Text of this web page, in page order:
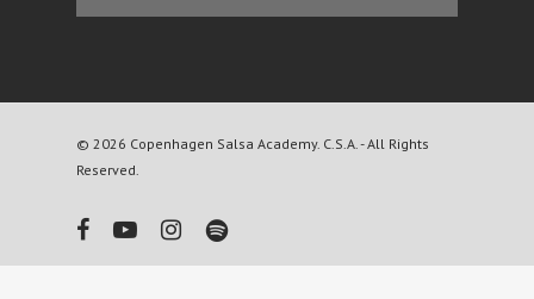
© 2026 Copenhagen Salsa Academy. C.S.A. - All Rights
Reserved.